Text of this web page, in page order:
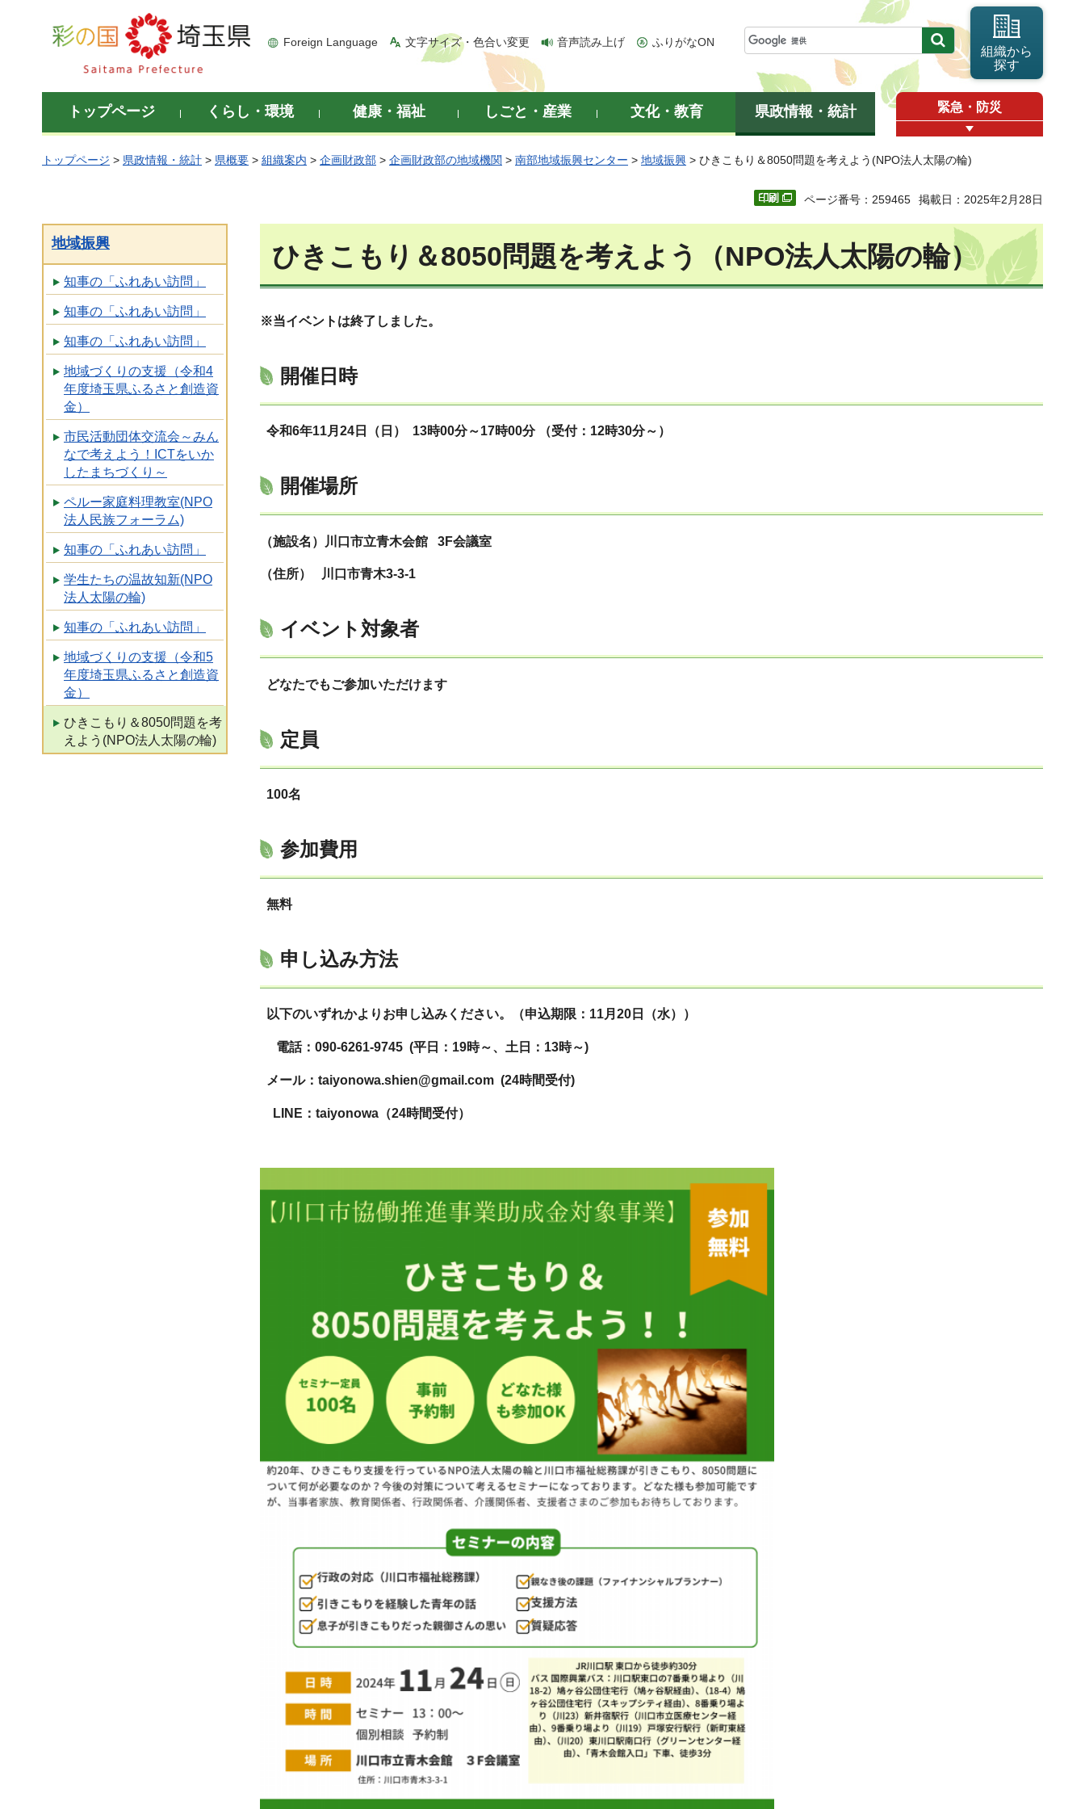
彩の国 埼玉県
Foreign Language 文字サイズ・色合い変更 音声読み上げ ふりがなON
組織から
探す
トップページ くらし・環境 健康・福祉 しごと・産業 文化・教育 県政情報・統計 緊急・防災
トップページ > 県政情報・統計 > 県概要 > 組織案内 > 企画財政部 > 企画財政部の地域機関 > 南部地域振興センター > 地域振興 > ひきこもり＆8050問題を考えよう(NPO法人太陽の輪)
ページ番号：259465 掲載日：2025年2月28日
地域振興
知事の「ふれあい訪問」
知事の「ふれあい訪問」
知事の「ふれあい訪問」
地域づくりの支援（令和4
年度埼玉県ふるさと創造資
金）
市民活動団体交流会～みん
なで考えよう！ICTをいか
したまちづくり～
ペルー家庭料理教室(NPO
法人民族フォーラム)
知事の「ふれあい訪問」
学生たちの温故知新(NPO
法人太陽の輪)
知事の「ふれあい訪問」
地域づくりの支援（令和5
年度埼玉県ふるさと創造資
金）
ひきこもり＆8050問題を考
えよう(NPO法人太陽の輪)
ひきこもり＆8050問題を考えよう（NPO法人太陽の輪）
※当イベントは終了しました。
開催日時
令和6年11月24日（日） 13時00分～17時00分 （受付：12時30分～）
開催場所
（施設名）川口市立青木会館 3F会議室
（住所） 川口市青木3-3-1
イベント対象者
どなたでもご参加いただけます
定員
100名
参加費用
無料
申し込み方法
以下のいずれかよりお申し込みください。（申込期限：11月20日（水））
電話：090-6261-9745 (平日：19時～、土日：13時～)
メール：taiyonowa.shien@gmail.com (24時間受付)
LINE：taiyonowa（24時間受付）